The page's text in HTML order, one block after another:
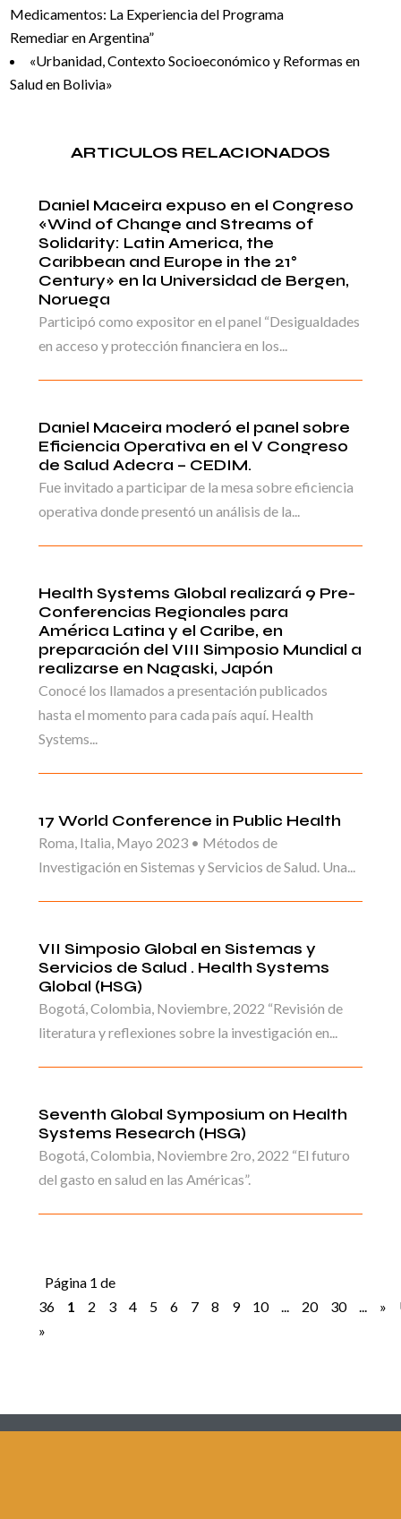
Medicamentos: La Experiencia del Programa
Remediar en Argentina”
«Urbanidad, Contexto Socioeconómico y Reformas en
Salud en Bolivia»
ARTICULOS RELACIONADOS
Daniel Maceira expuso en el Congreso
«Wind of Change and Streams of
Solidarity: Latin America, the
Caribbean and Europe in the 21°
Century» en la Universidad de Bergen,
Noruega
Participó como expositor en el panel “Desigualdades
en acceso y protección financiera en los...
Daniel Maceira moderó el panel sobre
Eficiencia Operativa en el V Congreso
de Salud Adecra – CEDIM.
Fue invitado a participar de la mesa sobre eficiencia
operativa donde presentó un análisis de la...
Health Systems Global realizará 9 Pre-
Conferencias Regionales para
América Latina y el Caribe, en
preparación del VIII Simposio Mundial a
realizarse en Nagaski, Japón
Conocé los llamados a presentación publicados
hasta el momento para cada país aquí. Health
Systems...
17 World Conference in Public Health
Roma, Italia, Mayo 2023 • Métodos de
Investigación en Sistemas y Servicios de Salud. Una...
VII Simposio Global en Sistemas y
Servicios de Salud . Health Systems
Global (HSG)
Bogotá, Colombia, Noviembre, 2022 “Revisión de
literatura y reflexiones sobre la investigación en...
Seventh Global Symposium on Health
Systems Research (HSG)
Bogotá, Colombia, Noviembre 2ro, 2022 “El futuro
del gasto en salud en las Américas”.
Página 1 de
36
1 2 3 4 5 6 7 8 9 10 20 30 »
»